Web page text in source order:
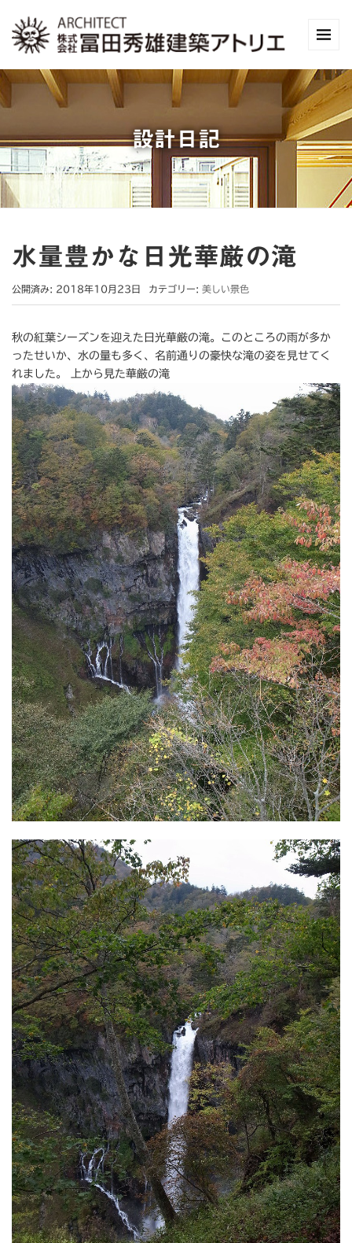
設計日記
水量豊かな日光華厳の滝
公開済み: 2018年10月23日 カテゴリー: 美しい景色
秋の紅葉シーズンを迎えた日光華厳の滝。このところの雨が多か
ったせいか、水の量も多く、名前通りの豪快な滝の姿を見せてく
れました。 上から見た華厳の滝